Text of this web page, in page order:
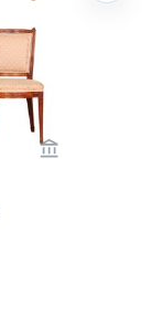
Bekijk